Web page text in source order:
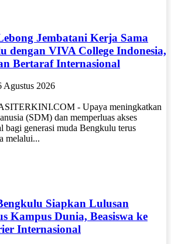
Jembatani Kerja Sama
dengan VIVA College Indonesia,
Bertaraf Internasional
Agustus 2026
- Upaya meningkatkan
(SDM) dan memperluas akses
bagi generasi muda Bengkulu terus
melalui...
Siapkan Lulusan
Kampus Dunia, Beasiswa ke
Internasional